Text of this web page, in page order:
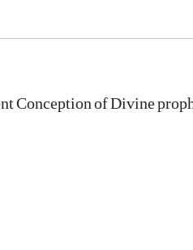
Conception of Divine